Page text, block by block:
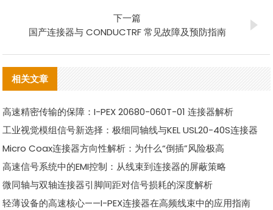
下一篇
国产连接器与 CONDUCTRF 常见故障及预防指南
相关文章
高速精密传输的保障：I-PEX 20680-060T-01 连接器解析
工业视觉模组信号新选择：极细同轴线与KEL USL20-40S连接器
Micro Coax连接器方向性解析：为什么“倒插”风险极高
高速信号系统中的EMI控制：从线束到连接器的屏蔽策略
微同轴与双轴连接器引脚间距对信号损耗的深度解析
轻薄设备的高速核心——I-PEX连接器在高频线束中的应用指南